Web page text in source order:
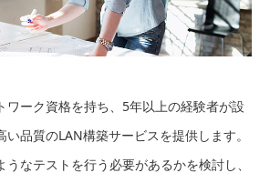
ワーク資格を持ち、5年以上の経験者が設
品質のLAN構築サービスを提供します。
なテストを行う必要があるかを検討し、